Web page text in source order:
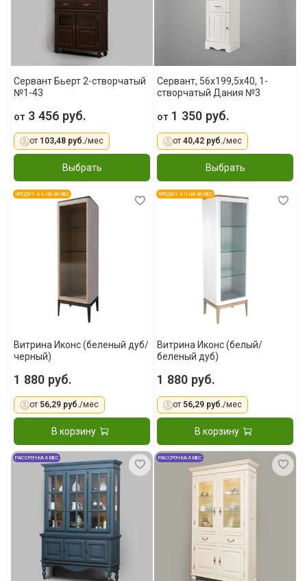
Сервант Бьерт 2-створчатый
№1-43
от3 456 руб.
от 103,48 руб./мес
Выбрать
Сервант, 56x199,5x40, 1-
створчатый Дания №3
от1 350 руб.
от40,42 руб./мес
Выбрать
КРЕДИТ 4 % НА 36 МЕС
Витрина Иконс (беленый дуб/
черный)
1 880 руб.
от 56,29 руб./мес
В корзину
КРЕДИТ 4 % НА 36 МЕС
Витрина Иконс (белый/
беленый дуб)
1 880 руб.
от 56,29 руб./мес
В корзину
РАССРОЧКА 6 МЕС РАССРОЧКА 6 МЕС